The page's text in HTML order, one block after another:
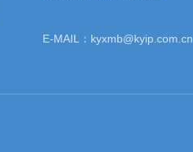
E-MAIL：kyxmb@kyip.com.cn